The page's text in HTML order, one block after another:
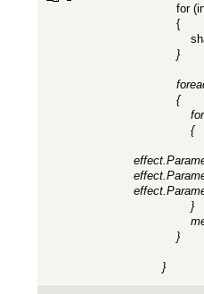
for (int i =
{
}
foreach
{
foreach
{
}
}
}